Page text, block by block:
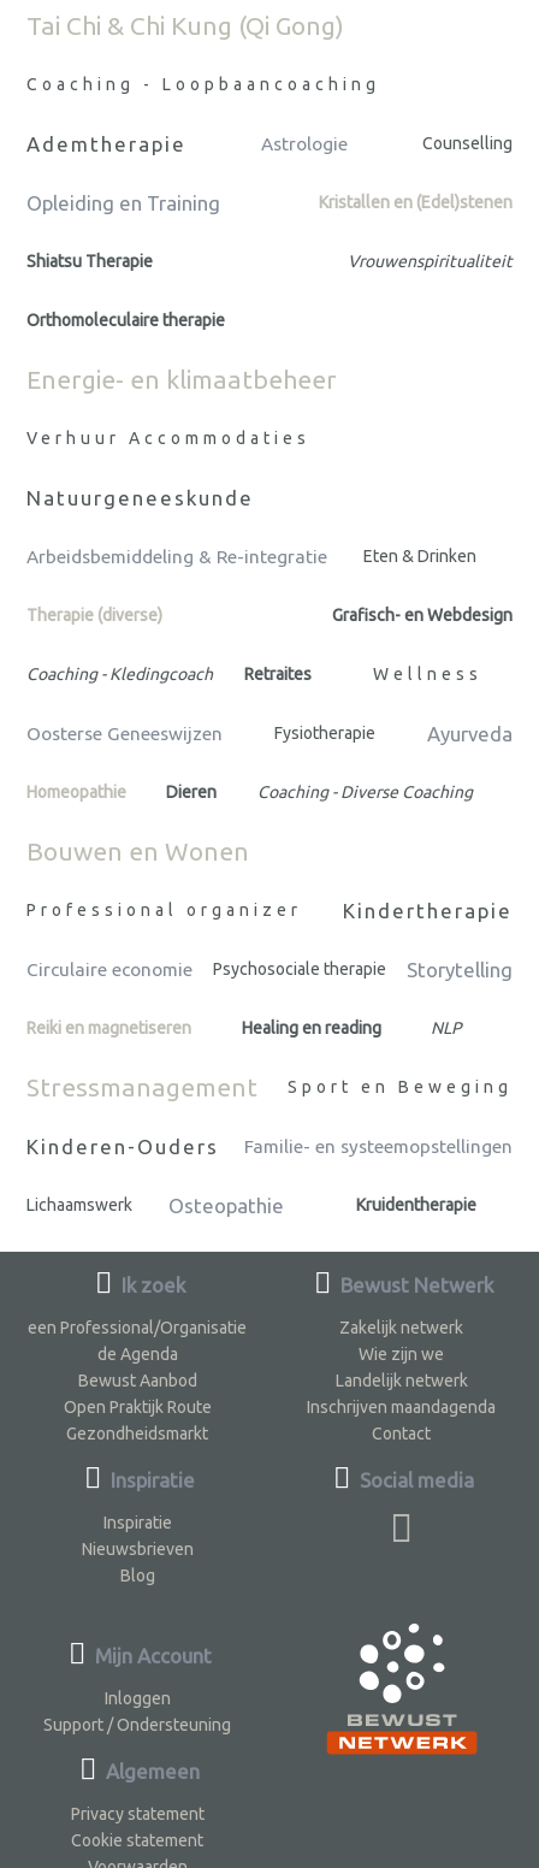
Tai Chi & Chi Kung (Qi Gong)
Coaching - Loopbaancoaching
Ademtherapie Astrologie Counselling
Opleiding en Training Kristallen en (Edel)stenen
Shiatsu Therapie Vrouwenspiritualiteit
Orthomoleculaire therapie
Energie- en klimaatbeheer
Verhuur Accommodaties
Natuurgeneeskunde
Arbeidsbemiddeling & Re-integratie Eten & Drinken
Therapie (diverse) Grafisch- en Webdesign
Coaching - Kledingcoach Retraites Wellness
Oosterse Geneeswijzen Fysiotherapie Ayurveda
Homeopathie Dieren Coaching - Diverse Coaching
Bouwen en Wonen
Professional organizer Kindertherapie
Circulaire economie Psychosociale therapie Storytelling
Reiki en magnetiseren Healing en reading NLP
Stressmanagement Sport en Beweging
Kinderen-Ouders Familie- en systeemopstellingen
Lichaamswerk Osteopathie Kruidentherapie
Ik zoek
een Professional/Organisatie
de Agenda
Bewust Aanbod
Open Praktijk Route
Gezondheidsmarkt
Inspiratie
Inspiratie
Nieuwsbrieven
Blog
Bewust Netwerk
Zakelijk netwerk
Wie zijn we
Landelijk netwerk
Inschrijven maandagenda
Contact
Social media
Mijn Account
Inloggen
Support / Ondersteuning
Algemeen
Privacy statement
Cookie statement